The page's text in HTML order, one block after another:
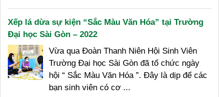
Xếp lá dừa sự kiện “Sắc Màu Văn Hóa” tại Trường
Đại học Sài Gòn – 2022
Vừa qua Đoàn Thanh Niên Hội Sinh Viên
Trường Đại học Sài Gòn đã tổ chức ngày
hội “ Sắc Màu Văn Hóa ”. Đây là dịp để các
bạn sinh viên có cơ ...